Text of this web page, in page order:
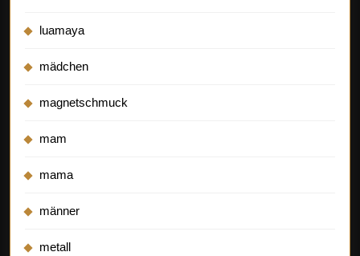
luamaya
mädchen
magnetschmuck
mam
mama
männer
metall